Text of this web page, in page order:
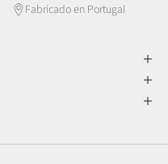
Fabricado en Portugal